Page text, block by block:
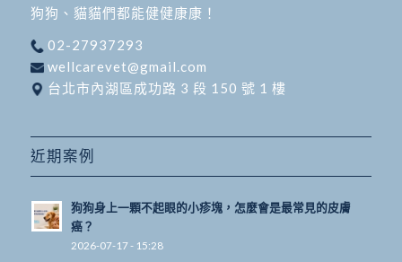
狗狗、貓貓們都能健健康康！
02-27937293
wellcarevet@gmail.com
台北市內湖區成功路 3 段 150 號 1 樓
近期案例
狗狗身上一顆不起眼的小疹塊，怎麼會是最常見的皮膚
癌？
2026-07-17 - 15:28